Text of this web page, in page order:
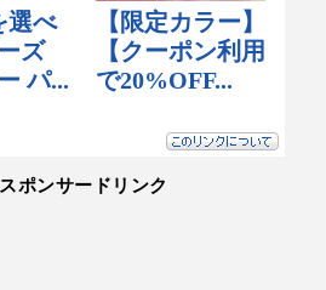
スポンサードリンク